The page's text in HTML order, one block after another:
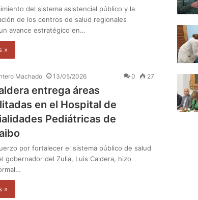
del sistema asistencial público y la
de los centros de salud regionales
avance estratégico en…
»
Machado 13/05/2026 0 27
entrega áreas
en el Hospital de
Pediátricas de
por fortalecer el sistema público de salud
gobernador del Zulia, Luis Caldera, hizo
»